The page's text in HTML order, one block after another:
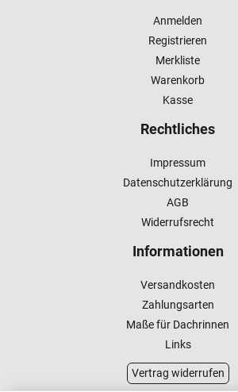
Anmelden
Registrieren
Merkliste
Warenkorb
Kasse
Rechtliches
Impressum
Datenschutzerklärung
AGB
Widerrufsrecht
Informationen
Versandkosten
Zahlungsarten
Maße für Dachrinnen
Links
Vertrag widerrufen